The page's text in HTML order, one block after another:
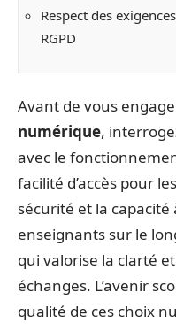
Respect des exigences
RGPD
Avant de vous
numérique,
avec le
facilité d’accès pour
sécurité et la
enseignants sur le
qui valorise la clarté
échanges. L’avenir
qualité de ces choix